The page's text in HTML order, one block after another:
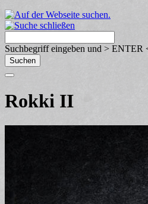
Suchbegriff eingeben und > ENTER
Rokki II